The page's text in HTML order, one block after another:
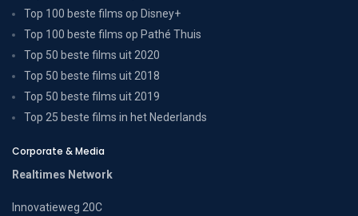
Top 100 beste films op Disney+
Top 100 beste films op Pathé Thuis
Top 50 beste films uit 2020
Top 50 beste films uit 2018
Top 50 beste films uit 2019
Top 25 beste films in het Nederlands
Corporate & Media
Realtimes Network
Innovatieweg 20C